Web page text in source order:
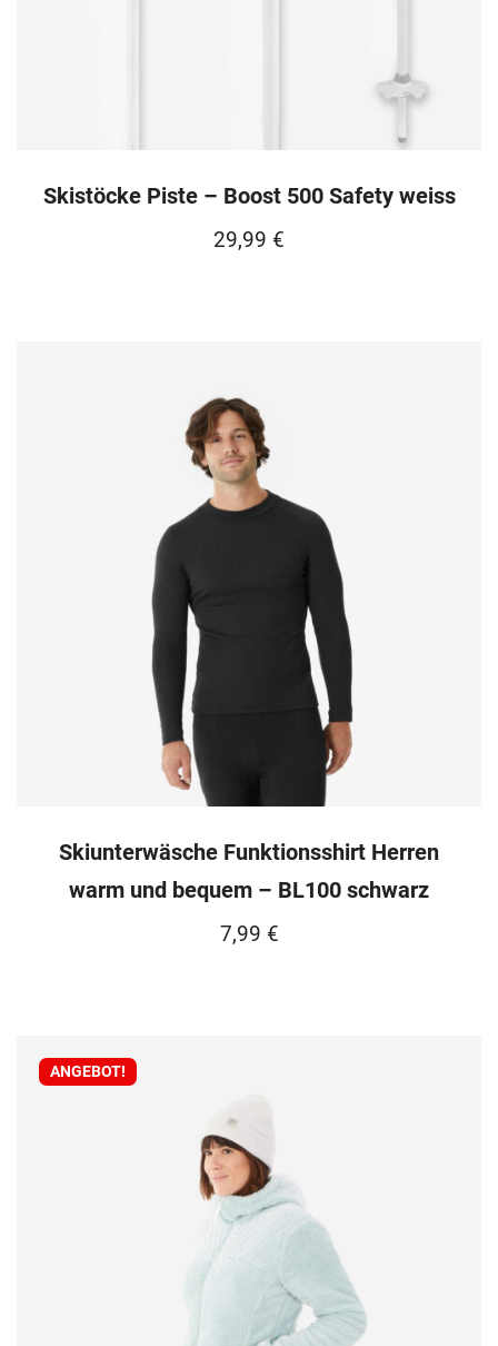
Skistöcke Piste – Boost 500 Safety weiss
29,99 €
Skiunterwäsche Funktionsshirt Herren
warm und bequem – BL100 schwarz
7,99 €
ANGEBOT!